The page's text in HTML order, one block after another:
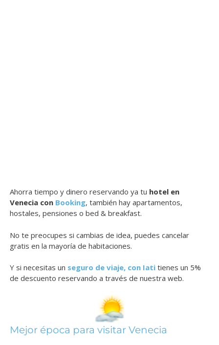
Ahorra tiempo y dinero reservando ya tu hotel en
Venecia con Booking, también hay apartamentos,
hostales, pensiones o bed & breakfast.
No te preocupes si cambias de idea, puedes cancelar
gratis en la mayoría de habitaciones.
Y si necesitas un seguro de viaje, con Iati tienes un 5%
de descuento reservando a través de nuestra web.
Mejor época para visitar Venecia